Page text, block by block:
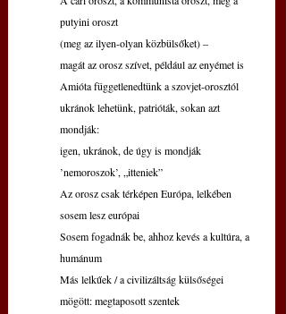
putyini oroszt
(meg az ilyen-olyan közbülsőket) –
magát az orosz szívet, például az enyémet is
Amióta függetlenedtünk a szovjet-orosztól
ukránok lehetünk, patrióták, sokan azt
mondják:
igen, ukránok, de úgy is mondják
’nemoroszok’, „itteniek”
Az orosz csak térképen Európa, lelkében
sosem lesz európai
Sosem fogadnák be, ahhoz kevés a kultúra, a
humánum
Más lelkűek / a civilizáltság külsőségei
mögött: megtaposott szentek